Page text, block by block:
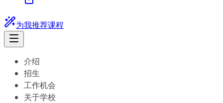
为我推荐课程
介绍
招生
工作机会
关于学校